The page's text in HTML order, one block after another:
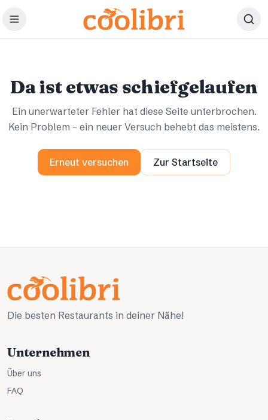
Zum Hauptinhalt springen
Da ist etwas schiefgelaufen
Ein unerwarteter Fehler hat diese Seite unterbrochen.
Kein Problem – ein neuer Versuch behebt das meistens.
Erneut versuchen Zur Startseite
Die besten Restaurants in deiner Nähe!
Unternehmen
Über uns
FAQ